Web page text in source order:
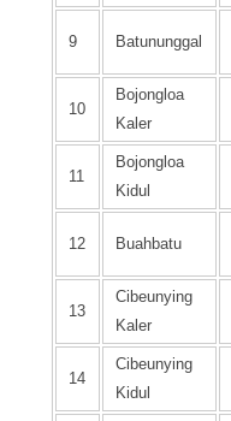
9 Batununggal
10
Bojongloa
Kaler
11
Bojongloa
Kidul
12 Buahbatu
13
Cibeunying
Kaler
14
Cibeunying
Kidul